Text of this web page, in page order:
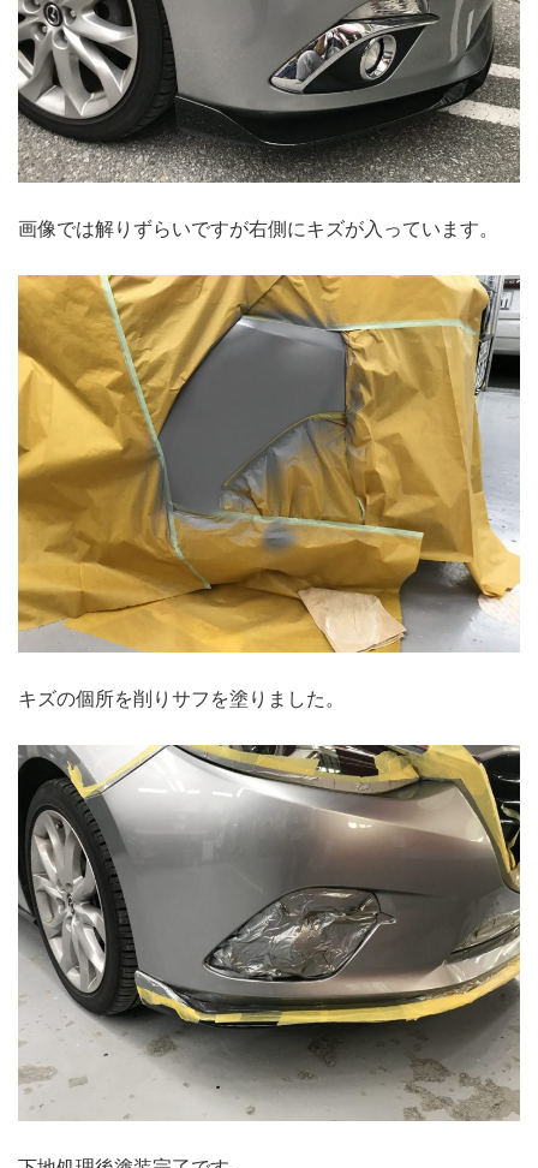
画像では解りずらいですが右側にキズが入っています。
キズの個所を削りサフを塗りました。